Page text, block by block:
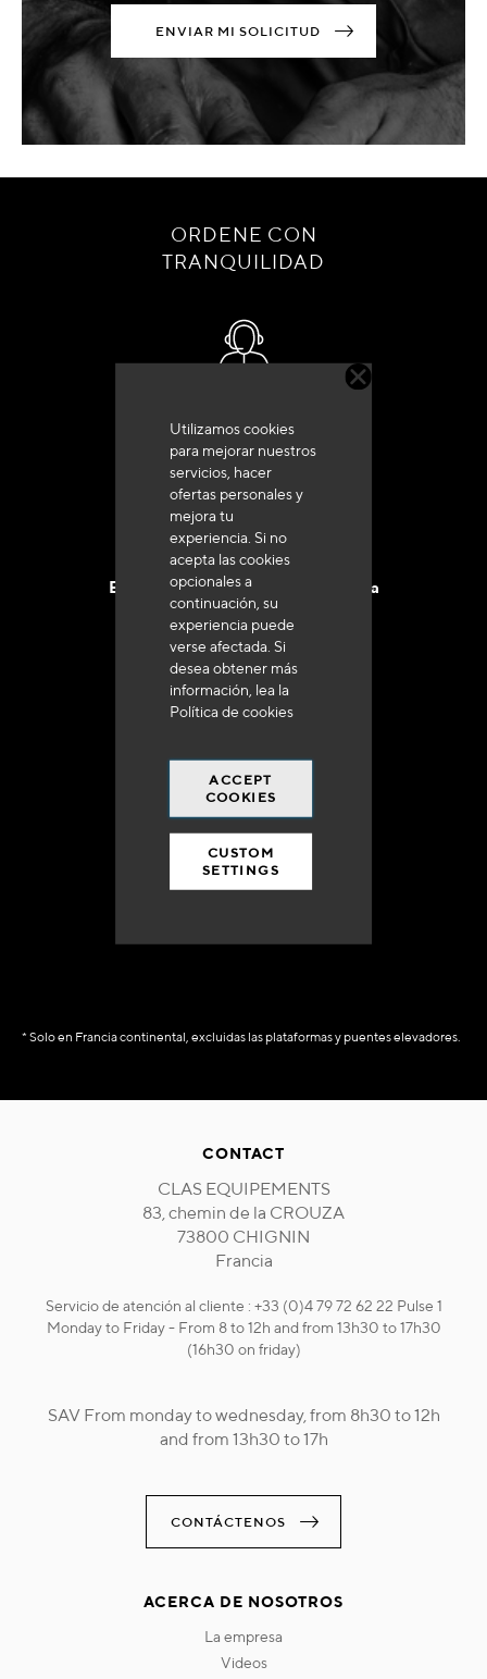
Utilizamos cookies
para mejorar nuestros
servicios, hacer
ofertas personales y
mejora tu
experiencia. Si no
acepta las cookies
opcionales a
continuación, su
experiencia puede
verse afectada. Si
desea obtener más
información, lea la
Política de cookies
ACCEPT
COOKIES
CUSTOM
SETTINGS
ENVIAR MI SOLICITUD
ORDENE CON
TRANQUILIDAD
+33 (0)4 79 72 62 22 Pulse 1
Entrega en 48 a 72 horas en Francia
a 250 euros*
* Solo en Francia continental, excluidas las plataformas y puentes elevadores.
CONTACT
CLAS EQUIPEMENTS
83, chemin de la CROUZA
73800 CHIGNIN
Francia
Servicio de atención al cliente : +33 (0)4 79 72 62 22 Pulse 1
Monday to Friday - From 8 to 12h and from 13h30 to 17h30
(16h30 on friday)
SAV From monday to wednesday, from 8h30 to 12h
and from 13h30 to 17h
CONTÁCTENOS
ACERCA DE NOSOTROS
la empresa
videos